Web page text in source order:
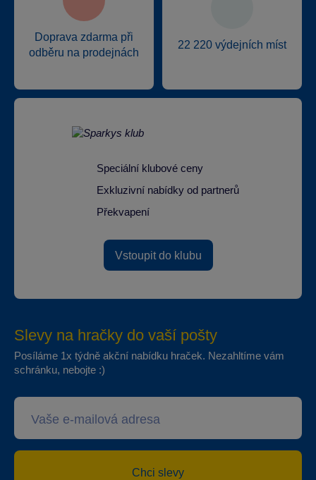
Doprava zdarma při
odběru na prodejnách
22 220 výdejních míst
Speciální klubové ceny
Exkluzivní nabídky od partnerů
Překvapení
Vstoupit do klubu
Slevy na hračky do vaší pošty
Posíláme 1x týdně akční nabídku hraček. Nezahltíme vám
schránku, nebojte :)
Chci slevy